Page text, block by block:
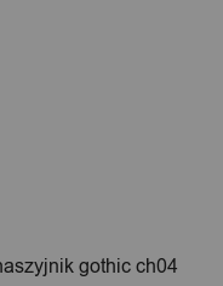
gothic ch04